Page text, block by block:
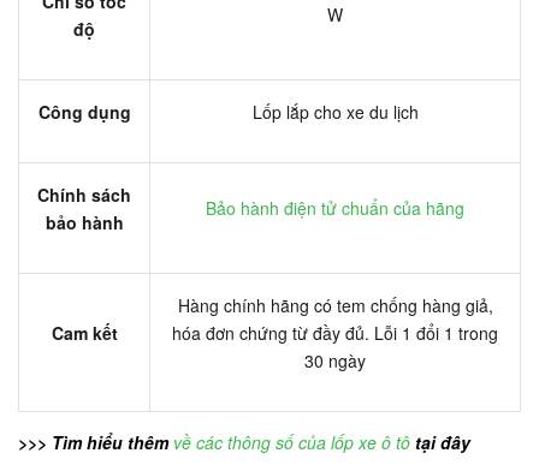
độ
W
Công dụng Lốp lắp cho xe du lịch
Chính sách
bảo hành
Bảo hành điện tử chuẩn của hãng
Cam kết
Hàng chính hãng có tem chống hàng giả,
hóa đơn chứng từ đầy đủ. Lỗi 1 đổi 1 trong
30 ngày
>>> Tìm hiểu thêm về các thông số của lốp xe ô tô tại đây